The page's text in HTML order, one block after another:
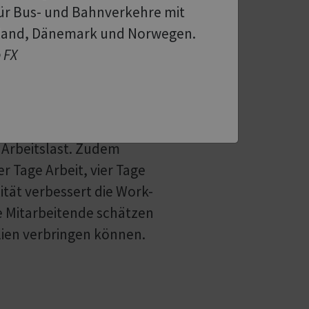
Bus- und Bahnverkehre mit
Dänemark und Norwegen.
als deutlich
bei den
Zudem
Tage Arbeit, vier Tage
verbessert die Work-
Mitarbeitende schätzen
verbringen können.